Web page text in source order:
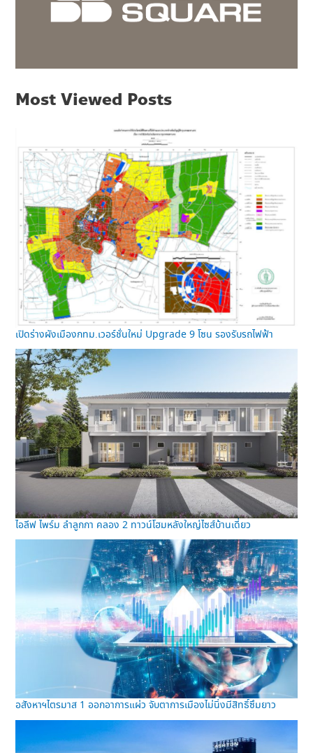
Most Viewed Posts
เปิดร่างผังเมืองกทม.เวอร์ชั่นใหม่ Upgrade 9 โซน รองรับรถไฟฟ้า
ไอลีฟ ไพร์ม ลำลูกกา คลอง 2 ทาวน์โฮมหลังใหญ่ไซส์บ้านเดี่ยว
อสังหาฯไตรมาส 1 ออกอาการแผ่ว จับตาการเมืองไม่นิ่งมีสิทธิ์ซึมยาว